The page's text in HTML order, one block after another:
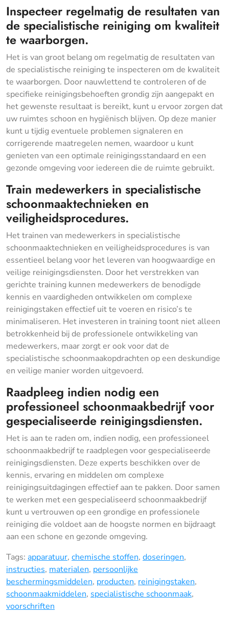
Inspecteer regelmatig de resultaten van
de specialistische reiniging om kwaliteit
te waarborgen.
Het is van groot belang om regelmatig de resultaten van
de specialistische reiniging te inspecteren om de kwaliteit
te waarborgen. Door nauwlettend te controleren of de
specifieke reinigingsbehoeften grondig zijn aangepakt en
het gewenste resultaat is bereikt, kunt u ervoor zorgen dat
uw ruimtes schoon en hygiënisch blijven. Op deze manier
kunt u tijdig eventuele problemen signaleren en
corrigerende maatregelen nemen, waardoor u kunt
genieten van een optimale reinigingsstandaard en een
gezonde omgeving voor iedereen die de ruimte gebruikt.
Train medewerkers in specialistische
schoonmaaktechnieken en
veiligheidsprocedures.
Het trainen van medewerkers in specialistische
schoonmaaktechnieken en veiligheidsprocedures is van
essentieel belang voor het leveren van hoogwaardige en
veilige reinigingsdiensten. Door het verstrekken van
gerichte training kunnen medewerkers de benodigde
kennis en vaardigheden ontwikkelen om complexe
reinigingstaken effectief uit te voeren en risico’s te
minimaliseren. Het investeren in training toont niet alleen
betrokkenheid bij de professionele ontwikkeling van
medewerkers, maar zorgt er ook voor dat de
specialistische schoonmaakopdrachten op een deskundige
en veilige manier worden uitgevoerd.
Raadpleeg indien nodig een
professioneel schoonmaakbedrijf voor
gespecialiseerde reinigingsdiensten.
Het is aan te raden om, indien nodig, een professioneel
schoonmaakbedrijf te raadplegen voor gespecialiseerde
reinigingsdiensten. Deze experts beschikken over de
kennis, ervaring en middelen om complexe
reinigingsuitdagingen effectief aan te pakken. Door samen
te werken met een gespecialiseerd schoonmaakbedrijf
kunt u vertrouwen op een grondige en professionele
reiniging die voldoet aan de hoogste normen en bijdraagt
aan een schone en gezonde omgeving.
Tags: apparatuur, chemische stoffen, doseringen,
instructies, materialen, persoonlijke
beschermingsmiddelen, producten, reinigingstaken,
schoonmaakmiddelen, specialistische schoonmaak,
voorschriften